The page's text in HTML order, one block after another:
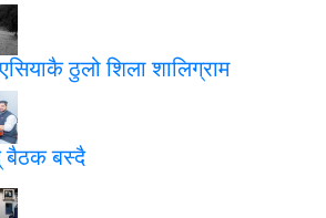
ठुलो शिला शालिग्राम
बैठक बस्दै